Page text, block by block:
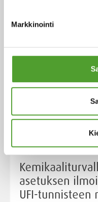
Markkinointi
asetuksen
UFI-tunnisteen